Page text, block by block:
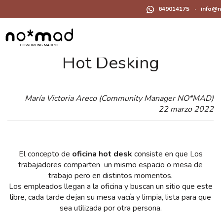
649014175 ·
Hot Desking
María Victoria Areco (Community Manager NO*MAD)
22 marzo 2022
El concepto de oficina hot desk consiste en que Los
trabajadores comparten un mismo espacio o mesa de
trabajo pero en distintos momentos.
Los empleados llegan a la oficina y buscan un sitio que este
libre, cada tarde dejan su mesa vacía y limpia, lista para que
sea utilizada por otra persona.